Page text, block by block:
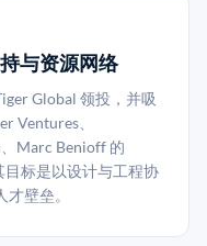
与资源网络
Global 领投，并吸
Ventures、
Marc Benioff 的
标是以设计与工程协
壁垒。